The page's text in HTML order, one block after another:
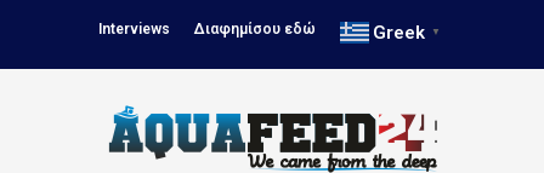
Interviews Διαφημίσου εδώ Greek ▼